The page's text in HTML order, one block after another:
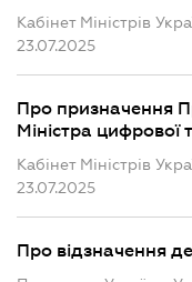
Кабінет Міністрів
23.07.2025
Про призначення
Міністра цифрової
Кабінет Міністрів
23.07.2025
Про відзначення